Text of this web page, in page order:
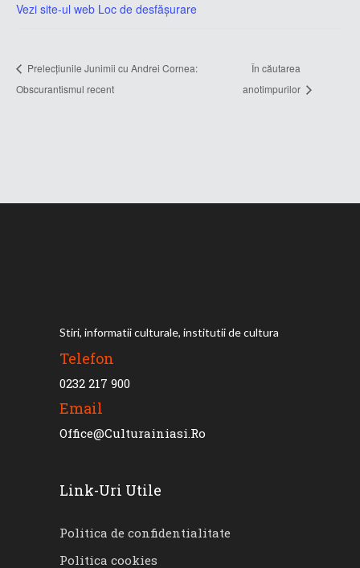
Vezi site-ul web Loc de desfășurare
Prelecțiunile Junimii cu Andrei Cornea:
Obscurantismul recent
În căutarea
anotimpurilor
Stiri, informatii culturale, institutii de cultura
Telefon
0232 217 900
Email
Office@culturainiasi.ro
Link-Uri Utile
Politica de confidentialitate
Politica cookies